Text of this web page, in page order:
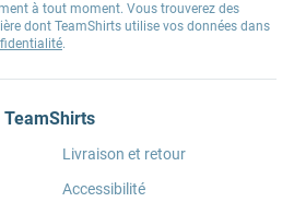
à tout moment. Vous trouverez des
dont TeamShirts utilise vos données dans
.
TeamShirts
Livraison et retour
Accessibilité